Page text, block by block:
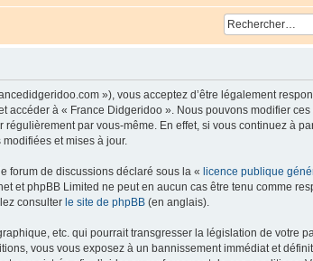
»), vous acceptez d’être légalement
accéder à « France Didgeridoo ». Nous pouvons modifier
par vous-même. En effet, si vous continuez à
et mises à jour.
forum de discussions déclaré sous la « licence publique
et phpBB Limited ne peut en aucun cas être tenu comme
consulter le site de phpBB (en anglais).
etc. qui pourrait transgresser la législation de votre
vous vous exposez à un bannissement immédiat et